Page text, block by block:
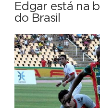
Edgar está na
do Brasil